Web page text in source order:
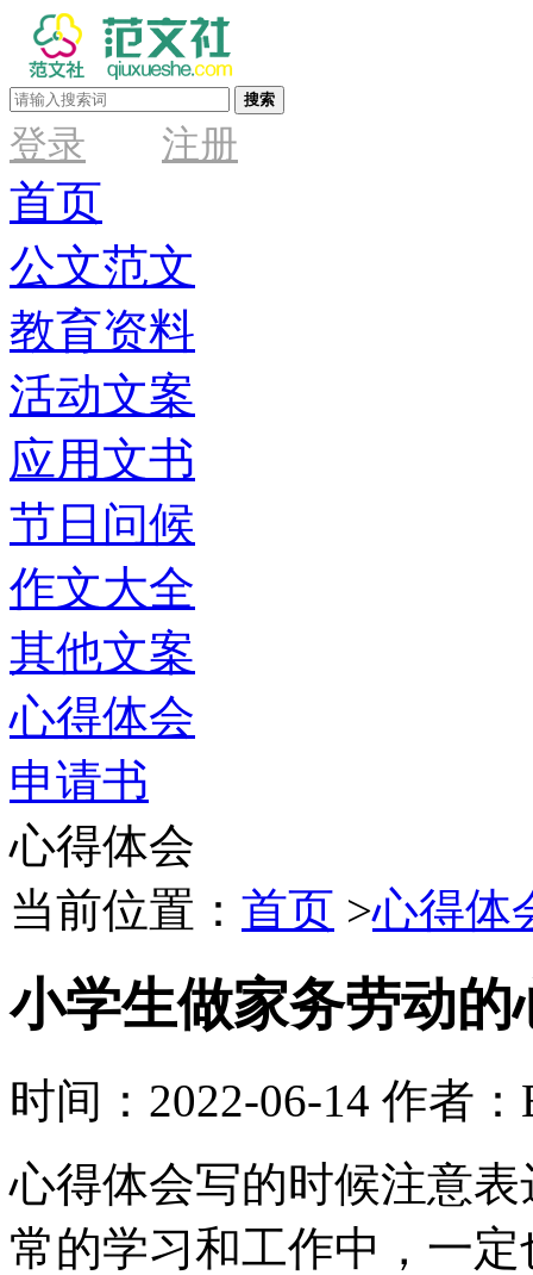
搜索
登录 注册
首页
公文范文
教育资料
活动文案
应用文书
节日问候
作文大全
其他文案
心得体会
申请书
心得体会
当前位置： 首页 >心得体
小学生做家务劳动的
时间：2022-06-14 作者：
心得体会写的时候注意
常的学习和工作中，一